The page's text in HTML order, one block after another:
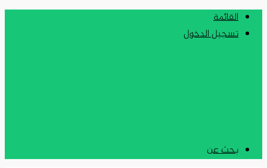
القائمة
تسجيل الدخول
بحث عن